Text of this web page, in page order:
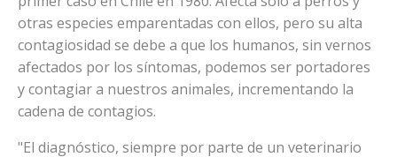
otras especies emparentadas con ellos, pero su alta
contagiosidad se debe a que los humanos, sin vernos
afectados por los síntomas, podemos ser portadores
y contagiar a nuestros animales, incrementando la
cadena de contagios.
"El diagnóstico, siempre por parte de un veterinario